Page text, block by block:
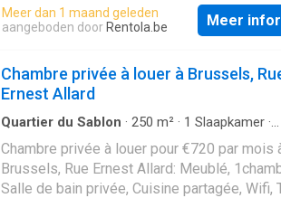
Meer dan 1 maand geleden
aangeboden door Rentola.be Meer
Chambre privée à louer à Brussels,
Ernest Allard
Quartier du Sablon · 250 m² · 1 Slaapkamer ·
Chambre privée à louer pour €720 par mois
Brussels, Rue Ernest Allard: Meublé,
Salle de bain privée, Cuisine partagée, Wifi,